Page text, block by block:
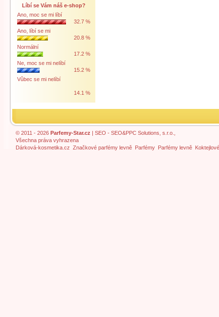
Líbí se Vám náš e-shop?
Ano, moc se mi líbí
32.7 %
Ano, líbí se mi
20.8 %
Normální
17.2 %
Ne, moc se mi nelíbí
15.2 %
Vůbec se mi nelíbí
14.1 %
© 2011 - 2026 Parfemy-Star.cz | SEO - SEO&PPC Solutions, s.r.o.,
Všechna práva vyhrazena
Dárková-kosmetika.cz Značkové parfémy levně Parfémy Parfémy levně